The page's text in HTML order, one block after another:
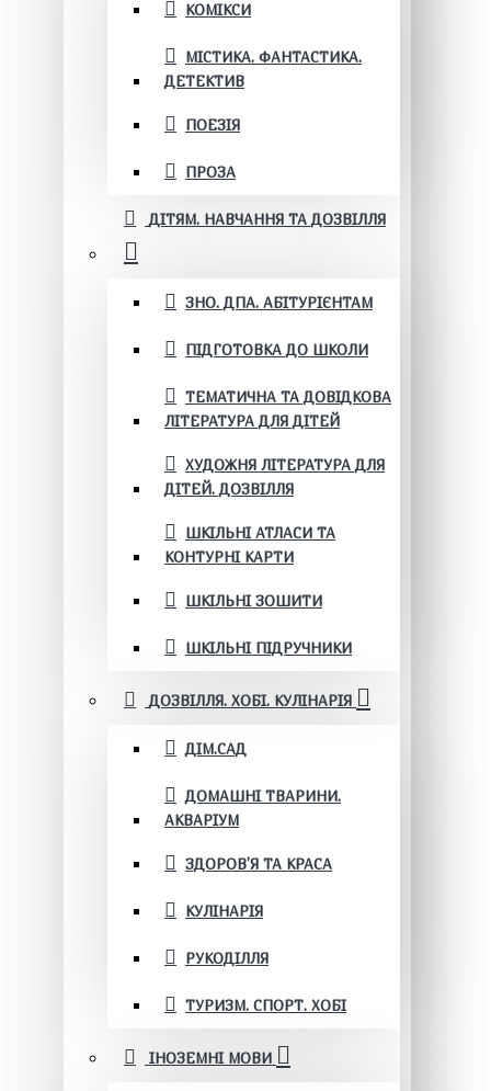
КОМІКСИ
МІСТИКА. ФАНТАСТИКА.
ДЕТЕКТИВ
ПОЕЗІЯ
ПРОЗА
ДІТЯМ. НАВЧАННЯ ТА ДОЗВІЛЛЯ
ЗНО. ДПА. АБІТУРІЄНТАМ
ПІДГОТОВКА ДО ШКОЛИ
ТЕМАТИЧНА ТА ДОВІДКОВА
ЛІТЕРАТУРА ДЛЯ ДІТЕЙ
ХУДОЖНЯ ЛІТЕРАТУРА ДЛЯ
ДІТЕЙ. ДОЗВІЛЛЯ
ШКІЛЬНІ АТЛАСИ ТА
КОНТУРНІ КАРТИ
ШКІЛЬНІ ЗОШИТИ
ШКІЛЬНІ ПІДРУЧНИКИ
ДОЗВІЛЛЯ. ХОБІ. КУЛІНАРІЯ
ДІМ.САД
ДОМАШНІ ТВАРИНИ.
АКВАРІУМ
ЗДОРОВ'Я ТА КРАСА
КУЛІНАРІЯ
РУКОДІЛЛЯ
ТУРИЗМ. СПОРТ. ХОБІ
ІНОЗЕМНІ МОВИ